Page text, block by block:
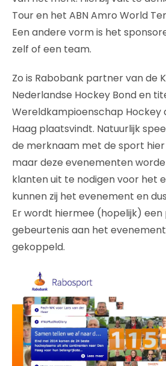
Tour en het ABN Amro World
Een andere vorm is het
zelf of een team.
Zo is Rabobank partner van de
Nederlandse Hockey Bond en
Wereldkampioenschap Hockey
Haag plaatsvindt. Natuurlijk
de merknaam met de sport
maar deze evenementen
klanten uit te nodigen voor het
kunnen zij het evenement en
Er wordt hiermee (hopelijk) een
gebeurtenis aan het
gekoppeld.